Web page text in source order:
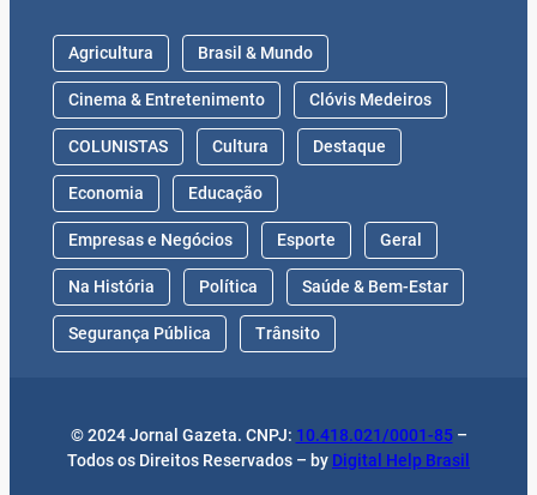
Agricultura Brasil & Mundo
Cinema & Entretenimento Clóvis Medeiros
COLUNISTAS Cultura Destaque
Economia Educação
Empresas e Negócios Esporte Geral
Na História Política Saúde & Bem-Estar
Segurança Pública Trânsito
© 2024 Jornal Gazeta. CNPJ: 10.418.021/0001-85–
Todos os Direitos Reservados – by Digital Help Brasil